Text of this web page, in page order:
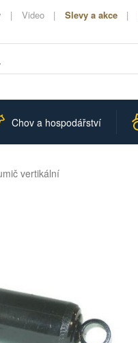
Video Slevy a akce
Chov a hospodářství
vertikální